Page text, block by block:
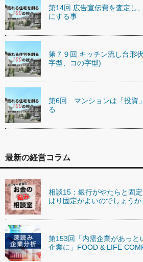
第14回 広告宣伝費を査定し
にする事
第７９回 キッチン流し台形
字型、コの字型)
第6回 マンションは「投資
る
最新の経営コラム
相談15：銀行がやたらと固
はり固定がよいのでしょうか
第153回「内需企業があっと
企業に」FOOD & LIFE